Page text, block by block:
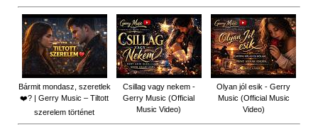
Bármit mondasz, szeretlek
❤️‍? | Gerry Music – Tiltott
szerelem történet
Csillag vagy nekem -
Gerry Music (Official
Music Video)
Olyan jól esik - Gerry
Music (Official Music
Video)